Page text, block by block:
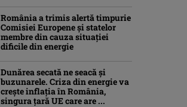
România a trimis alertă timpurie
Comisiei Europene și statelor
membre din cauza situației
dificile din energie
Dunărea secată ne seacă și
buzunarele. Criza din energie va
crește inflația în România,
singura țară UE care are ...